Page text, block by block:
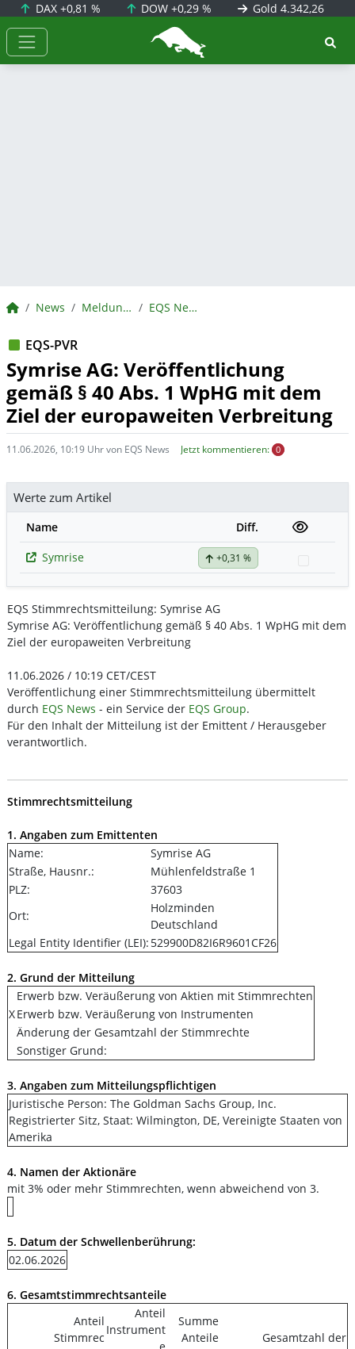
DAX +0,81 % DOW+0,29 % Gold 4.342,26
BörsenNEWS.de
BörsenNEWS.de
News Meldungen EQS News
EQS-PVR
Symrise AG: Veröffentlichung
gemäß § 40 Abs. 1 WpHG mit dem
Ziel der europaweiten Verbreitung
11.06.2026, 10:19 Uhr von EQS News Jetzt kommentieren: 0
Werte zum Artikel
Name
Diff.
Symrise
+0,31 %
EQS Stimmrechtsmitteilung: Symrise AG
Symrise AG: Veröffentlichung gemäß § 40 Abs. 1 WpHG mit dem
Ziel der europaweiten Verbreitung
11.06.2026 / 10:19 CET/CEST
Veröffentlichung einer Stimmrechtsmitteilung übermittelt
durch EQS News - ein Service der EQS Group.
Für den Inhalt der Mitteilung ist der Emittent / Herausgeber
verantwortlich.
Stimmrechtsmitteilung
1. Angaben zum Emittenten
Name:
Symrise AG
Straße, Hausnr.:
Mühlenfeldstraße 1
PLZ:
37603
Ort:
Holzminden
Deutschland
Legal Entity Identifier (LEI): 529900D82I6R9601CF26
2. Grund der Mitteilung
Erwerb bzw. Veräußerung von Aktien mit Stimmrechten
XErwerb bzw. Veräußerung von Instrumenten
Änderung der Gesamtzahl der Stimmrechte
Sonstiger Grund:
3. Angaben zum Mitteilungspflichtigen
Juristische Person: The Goldman Sachs Group, Inc.
Registrierter Sitz, Staat: Wilmington, DE, Vereinigte Staaten von
Amerika
4. Namen der Aktionäre
mit 3% oder mehr Stimmrechten, wenn abweichend von 3.
5. Datum der Schwellenberührung:
02.06.2026
6. Gesamtstimmrechtsanteile
Anteil
Stimmrec
Anteil
Instrument
Summe
Anteile
Gesamtzahl der